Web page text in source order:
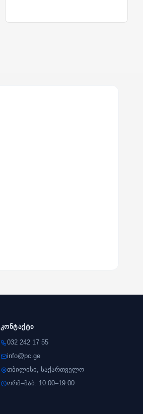
კონტაქტი
032 242 17 55
info@pc.ge
თბილისი, საქართველო
ორშ–შაბ: 10:00–19:00